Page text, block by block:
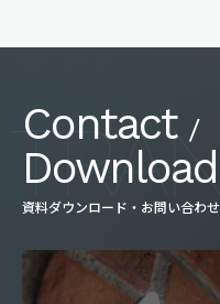
Contact /
Download
資料ダウンロード・お問い合わせ